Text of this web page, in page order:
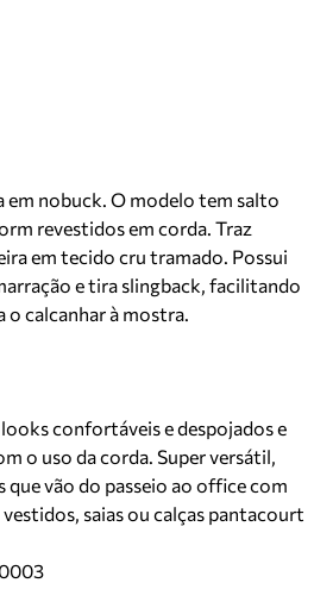
em nobuck. O modelo tem salto
revestidos em corda. Traz
em tecido cru tramado. Possui
e tira slingback, facilitando
o calcanhar à mostra.
confortáveis e despojados e
o uso da corda. Super versátil,
vão do passeio ao office com
saias ou calças pantacourt